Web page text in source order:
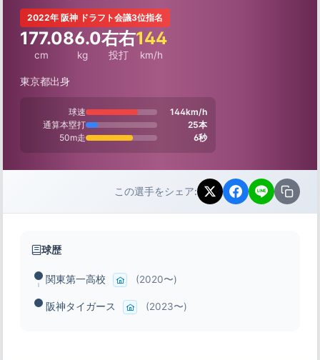
2022年 阪神 ドラフト会議3位指名
177.0
cm
86.0
kg
右右
投打
144
km/h
東京都出身
球速
144km/h
通算本塁打
25本
50m走
6秒
この選手をシェア:
球歴
関東第一高校 (2020〜)
阪神タイガース (2023〜)